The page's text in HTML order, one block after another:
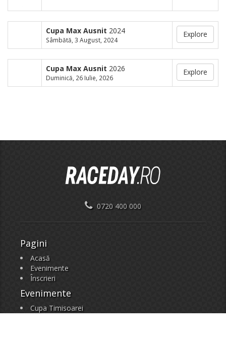
Cupa Max Ausnit 2024
Sâmbătă, 3 August, 2024
Explore
Cupa Max Ausnit 2026
Duminică, 26 Iulie, 2026
Explore
0720 400 000
Pagini
Acasă
Evenimente
Înscrieri
Evenimente
Cupa Timisoarei